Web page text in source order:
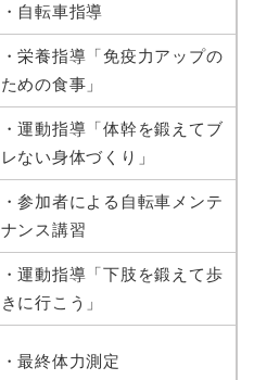
・自転車指導
・栄養指導「免疫力アップの
ための食事」
・運動指導「体幹を鍛えてブ
レない身体づくり」
・参加者による自転車メンテ
ナンス講習
・運動指導「下肢を鍛えて歩
きに行こう」
・最終体力測定